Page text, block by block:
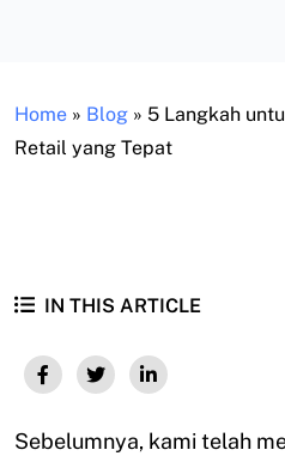
Home » Blog » 5 Langkah
Retail yang Tepat
IN THIS ARTICLE
Sebelumnya, kami telah